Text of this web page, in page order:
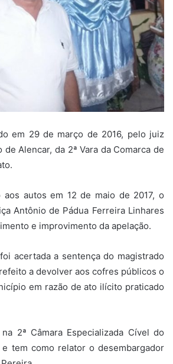
em 29 de março de 2016, pelo juiz
de Alencar, da 2ª Vara da Comarca de
aos autos em 12 de maio de 2017, o
Antônio de Pádua Ferreira Linhares
e improvimento da apelação.
acertada a sentença do magistrado
a devolver aos cofres públicos o
em razão de ato ilícito praticado
2ª Câmara Especializada Cível do
tem como relator o desembargador